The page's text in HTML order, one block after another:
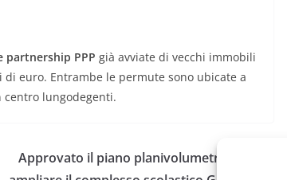
partnership PPP già avviate di vecchi immobili
euro. Entrambe le permute sono ubicate a
lungodegenti.
Approvato il piano planivolumetrico per